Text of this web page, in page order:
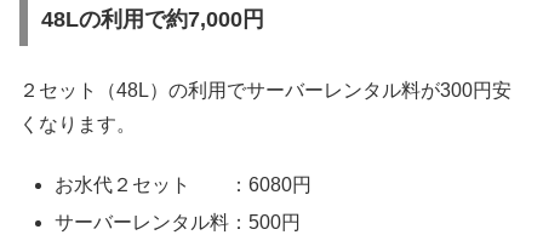
48Lの利用で約7,000円
２セット（48L）の利用でサーバーレンタル料が300円安
くなります。
お水代２セット ：6080円
サーバーレンタル料：500円